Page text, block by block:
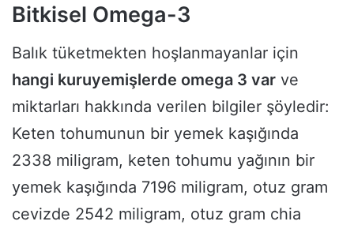
Bitkisel Omega-3
Balık tüketmekten hoşlanmayanlar için
hangi kuruyemişlerde omega 3 var ve
miktarları hakkında verilen bilgiler şöyledir:
Keten tohumunun bir yemek kaşığında
2338 miligram, keten tohumu yağının bir
yemek kaşığında 7196 miligram, otuz gram
cevizde 2542 miligram, otuz gram chia